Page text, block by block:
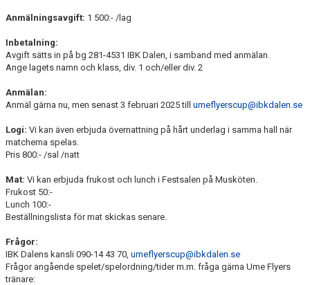
Anmälningsavgift: 1 500:- /lag
Inbetalning:
Avgift sätts in på bg 281-4531 IBK Dalen, i samband med anmälan.
Ange lagets namn och klass, div. 1 och/eller div. 2
Anmälan:
Anmäl gärna nu, men senast 3 februari 2025 till umeflyerscup@ibkdalen.se
Logi: Vi kan även erbjuda övernattning på hårt underlag i samma hall när
matcherna spelas.
Pris 800:- /sal /natt
Mat: Vi kan erbjuda frukost och lunch i Festsalen på Musköten.
Frukost 50:-
Lunch 100:-
Beställningslista för mat skickas senare.
Frågor:
IBK Dalens kansli 090-14 43 70, umeflyerscup@ibkdalen.se
Frågor angående spelet/spelordning/tider m.m. fråga gärna Ume Flyers
tränare: